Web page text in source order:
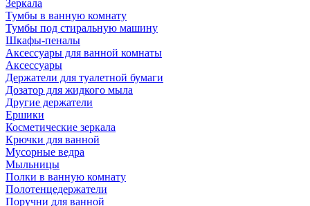
Зеркала
Тумбы в ванную комнату
Тумбы под стиральную машину
Шкафы-пеналы
Аксессуары для ванной комнаты
Аксессуары
Держатели для туалетной бумаги
Дозатор для жидкого мыла
Другие держатели
Ершики
Косметические зеркала
Крючки для ванной
Мусорные ведра
Мыльницы
Полки в ванную комнату
Полотенцедержатели
Поручни для ванной